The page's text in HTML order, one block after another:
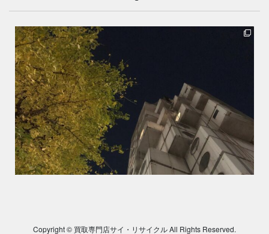
Copyright © 買取専門店サイ・リサイクル All Rights Reserved.